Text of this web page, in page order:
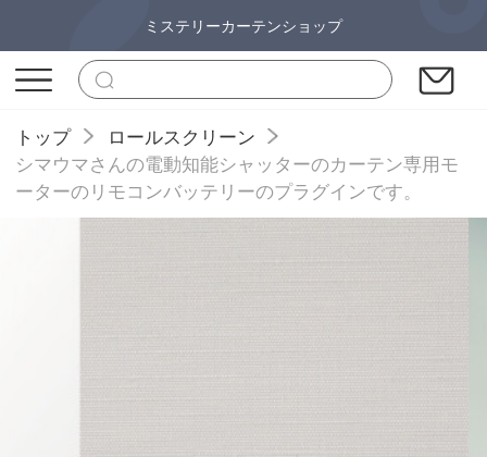
ミステリーカーテンショップ
トップ
ロールスクリーン
シマウマさんの電動知能シャッターのカーテン専用モ
ーターのリモコンバッテリーのプラグインです。